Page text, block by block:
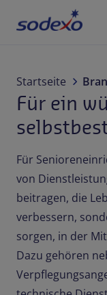
Services &
Branchen
Über Sodexo
Karriere
Kontakt
Startseite
Für ein
Für
von
beitragen, die
verbessern,
sorgen, in der
Dazu gehören